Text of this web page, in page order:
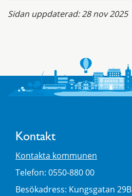
Sidan uppdaterad:28 nov 2025
Kontakt
Kontakta kommunen
Telefon: 0550-880 00
Besökadress: Kungsgatan 29B